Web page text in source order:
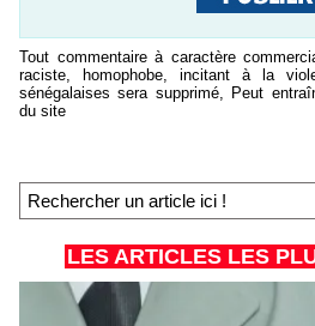
Tout commentaire à caractère
raciste, homophobe, incitant à la
sénégalaises sera supprimé, Peut
du site
LES ARTICLES LES